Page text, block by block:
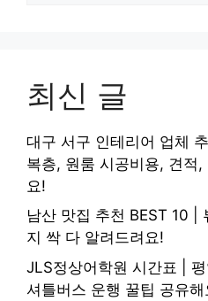
최신 글
대구 서구 인테리어 업체
복층, 원룸 시공비용, 견적
요!
남산 맛집 추천 BEST 10 |
지 싹 다 알려드려요!
JLS정상어학원 시간표 |
셔틀버스 운행 꿀팁 공유해